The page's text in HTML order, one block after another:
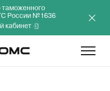
таможенного
России №1636
кабинет